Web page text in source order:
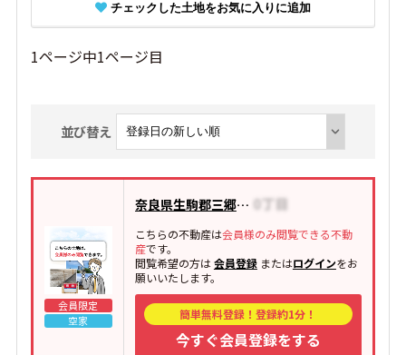
チェックした土地をお気に入りに追加
1ページ中1ページ目
並び替え
会員限定
空家
奈良県生駒郡三郷町城山台
こちらの不動産は会員様のみ閲覧できる不動
産です。
閲覧希望の方は会員登録またはログインをお
願いいたします。
簡単無料登録！登録約1分！
今すぐ会員登録をする